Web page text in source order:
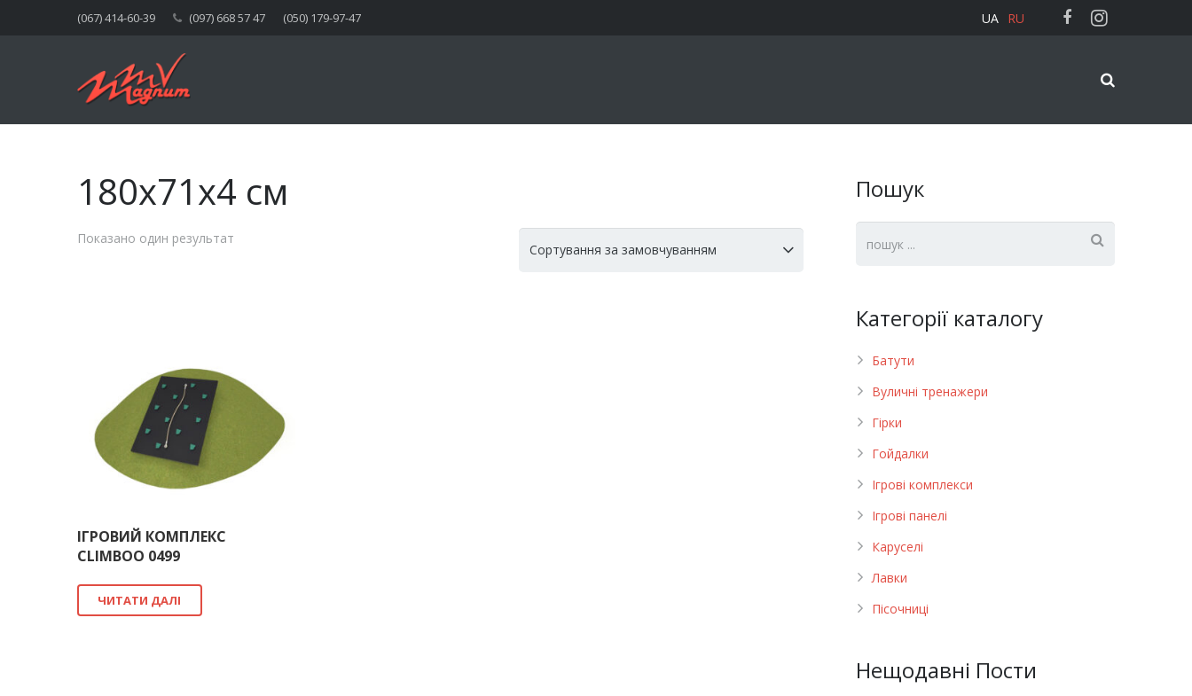
(067) 414-60-39 (097) 668 57 47 (050) 179-97-47 UA RU
180x71x4 см
Показано один результат
ІГРОВИЙ КОМПЛЕКС
CLIMBOO 0499
ЧИТАТИ ДАЛІ
Пошук
Категорії каталогу
Батути
Вуличні тренажери
Гірки
Гойдалки
Ігрові комплекси
Ігрові панелі
Каруселі
Лавки
Пісочниці
Нещодавні Пости